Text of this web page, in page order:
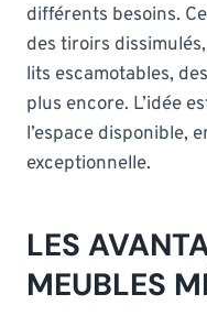
différents besoins.
des tiroirs
lits escamotables,
plus encore. L’idée
l’espace disponible,
exceptionnelle.
LES
MEUBLES